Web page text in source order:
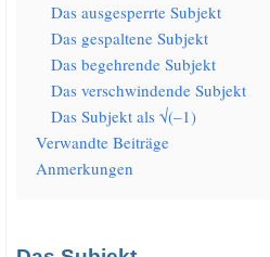
Das aus­ge­sperr­te Subjekt
Das gespal­te­ne Subjekt
Das begeh­ren­de Subjekt
Das ver­schwin­den­de Subjekt
Das Sub­jekt als √(–1)
Ver­wand­te Beiträge
Anmer­kun­gen